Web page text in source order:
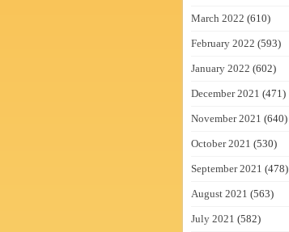
March 2022 (610)
February 2022 (593)
January 2022 (602)
December 2021 (471)
November 2021 (640)
October 2021 (530)
September 2021 (478)
August 2021 (563)
July 2021 (582)